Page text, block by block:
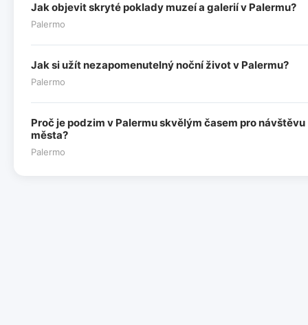
Jak objevit skryté poklady muzeí a galerií v Palermu?
Palermo
Jak si užít nezapomenutelný noční život v Palermu?
Palermo
Proč je podzim v Palermu skvělým časem pro návštěvu
města?
Palermo